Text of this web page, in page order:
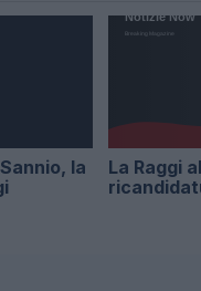
la
La Raggi